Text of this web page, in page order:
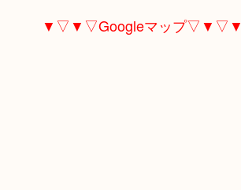
▼▽▼▽Googleマップ▽▼▽▼